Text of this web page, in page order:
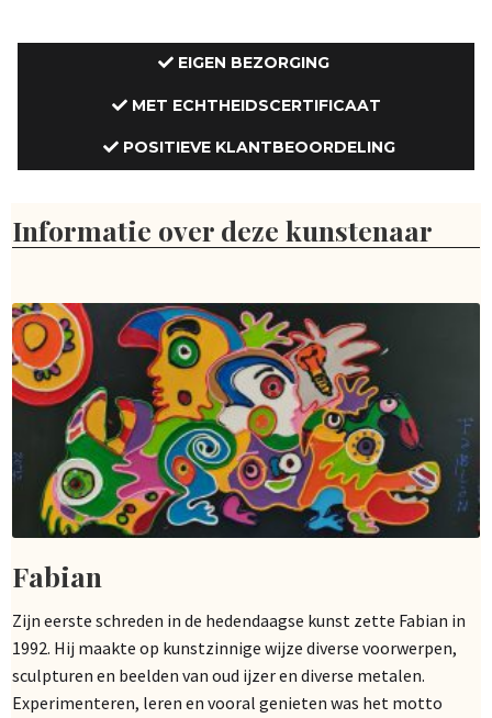
EIGEN BEZORGING
MET ECHTHEIDSCERTIFICAAT
POSITIEVE KLANTBEOORDELING
Informatie over deze kunstenaar
Fabian
Zijn eerste schreden in de hedendaagse kunst zette Fabian in
1992. Hij maakte op kunstzinnige wijze diverse voorwerpen,
sculpturen en beelden van oud ijzer en diverse metalen.
Experimenteren, leren en vooral genieten was het motto